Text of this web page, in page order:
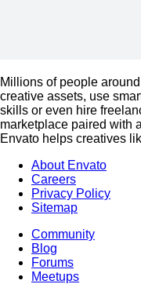
Millions of people
creative assets, use
skills or even hire
marketplace paired with
Envato helps creatives
About Envato
Careers
Privacy Policy
Sitemap
Community
Blog
Forums
Meetups